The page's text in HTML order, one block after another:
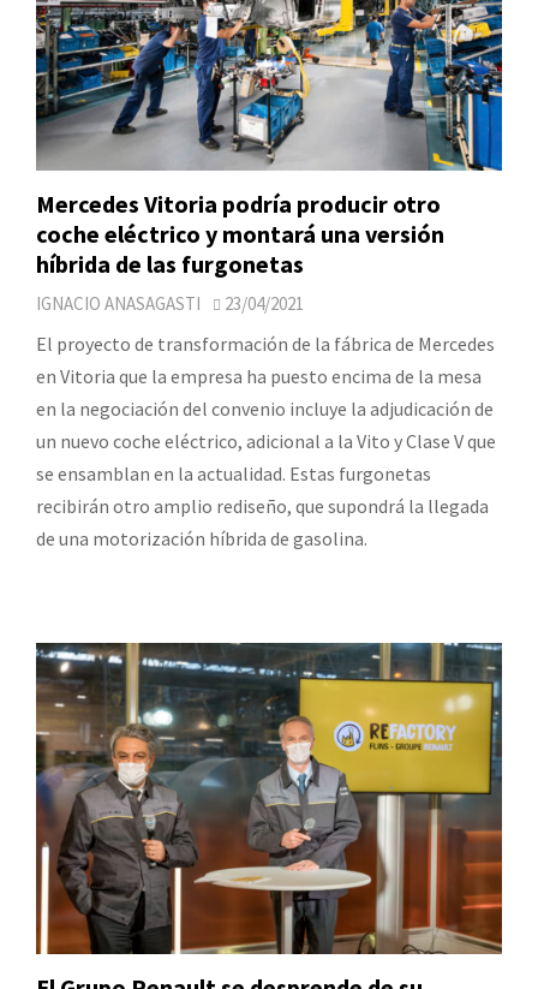
Mercedes Vitoria podría producir otro
coche eléctrico y montará una versión
híbrida de las furgonetas
IGNACIO ANASAGASTI 23/04/2021
El proyecto de transformación de la fábrica de Mercedes
en Vitoria que la empresa ha puesto encima de la mesa
en la negociación del convenio incluye la adjudicación de
un nuevo coche eléctrico, adicional a la Vito y Clase V que
se ensamblan en la actualidad. Estas furgonetas
recibirán otro amplio rediseño, que supondrá la llegada
de una motorización híbrida de gasolina.